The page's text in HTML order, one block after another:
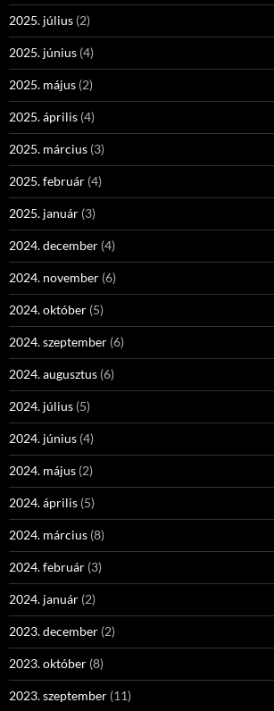
2025. július (2)
2025. június (4)
2025. május (2)
2025. április (4)
2025. március (3)
2025. február (4)
2025. január (3)
2024. december (4)
2024. november (6)
2024. október (5)
2024. szeptember (6)
2024. augusztus (6)
2024. július (5)
2024. június (4)
2024. május (2)
2024. április (5)
2024. március (8)
2024. február (3)
2024. január (2)
2023. december (2)
2023. október (8)
2023. szeptember (11)